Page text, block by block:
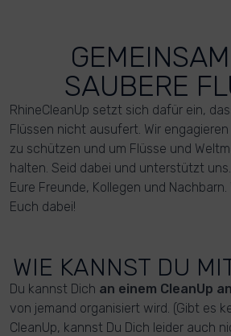
SAUBERE
RhineCleanUp setzt sich dafür ein,
Flüssen nicht ausufert. Wir
zu schützen und um Flüsse und
halten. Seid dabei und unterstützt
Eure Freunde, Kollegen und
Euch dabei!
WIE KANNST DU
Du kannst Dich an einem CleanUp
von jemand organisiert wird. (Gibt es
CleanUp, kannst Du Dich leider auch